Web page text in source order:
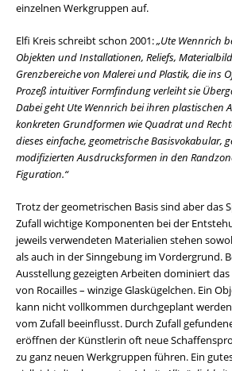
einzelnen Werkgruppen auf.
Elfi Kreis schreibt schon 2001:„Ute Wennrich
Objekten und Installationen, Reliefs,
Grenzbereiche von Malerei und Plastik, die ins
Prozeß intuitiver Formfindung verleiht sie
Dabei geht Ute Wennrich bei ihren plastischen
konkreten Grundformen wie Quadrat und
dieses einfache, geometrische Basisvokabular,
modifizierten Ausdrucksformen in den
Figuration.“
Trotz der geometrischen Basis sind aber das
Zufall wichtige Komponenten bei der
jeweils verwendeten Materialien stehen
als auch in der Sinngebung im Vordergrund.
Ausstellung gezeigten Arbeiten dominiert
von Rocailles – winzige Glaskügelchen. Ein
kann nicht vollkommen durchgeplant
vom Zufall beeinflusst. Durch Zufall
eröffnen der Künstlerin oft neue
zu ganz neuen Werkgruppen führen. Ein